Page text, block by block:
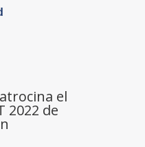
el
2022 de